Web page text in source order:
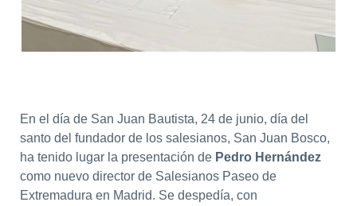
En el día de San Juan Bautista, 24 de junio, día del
santo del fundador de los salesianos, San Juan Bosco,
ha tenido lugar la presentación de Pedro Hernández
como nuevo director de Salesianos Paseo de
Extremadura en Madrid. Se despedía, con